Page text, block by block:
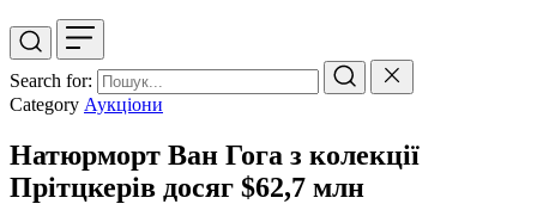
Search for:
Category Аукціони
Натюрморт Ван Гога з колекції
Прітцкерів досяг $62,7 млн